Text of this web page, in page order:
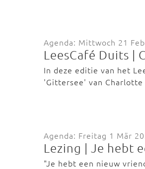
Agenda: Mittwoch 21
LeesCafé Duits |
In deze editie van het
'Gittersee' van
Agenda: Freitag 1 Mär
Lezing | Je hebt
"Je hebt een nieuw